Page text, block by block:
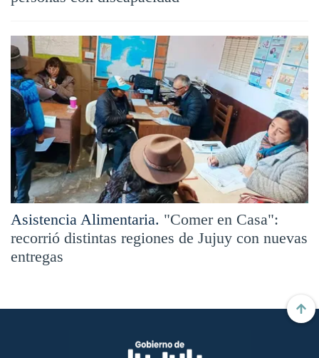
Asistencia Alimentaria. "Comer en Casa":
recorrió distintas regiones de Jujuy con nuevas
entregas